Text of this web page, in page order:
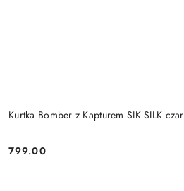
Kurtka Bomber z Kapturem SIK SILK
Cena:
799.00